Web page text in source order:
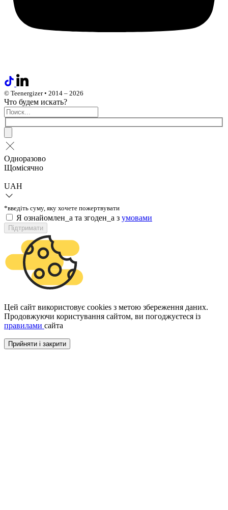
© Teenergizer • 2014 – 2026
Что будем искать?
Одноразово
Щомісячно
UAH
*введіть суму, яку хочете пожертвувати
Я ознайомлен_а та згоден_а з умовами
Підтримати
Цей сайт використовує cookies з метою збереження даних.
Продовжуючи користування сайтом, ви погоджуєтеся із
правилами сайта
Прийняти і закрити